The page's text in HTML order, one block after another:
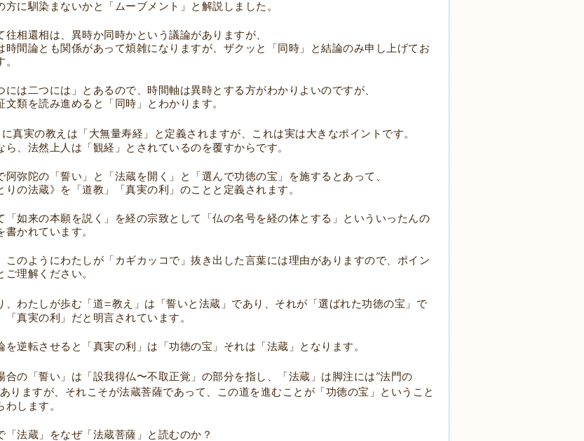
方に馴染まないかと「ムーブメント」と解説しました。
往相還相は、異時か同時かという議論がありますが、
時間論とも関係があって煩雑になりますが、ザクッと「同時」と結論のみ申し上げてお
。
には二つには」とあるので、時間軸は異時とする方がわかりよいのですが、
文類を読み進めると「同時」とわかります。
に真実の教えは「大無量寿経」と定義されますが、これは実は大きなポイントです。
ら、法然上人は「観経」とされているのを覆すからです。
阿弥陀の「誓い」と「法蔵を開く」と「選んで功徳の宝」を施するとあって、
りの法蔵》を「道教」「真実の利」のことと定義されます。
「如来の本願を説く」を経の宗致として「仏の名号を経の体とする」といういったんの
書かれています。
このようにわたしが「カギカッコで」抜き出した言葉には理由がありますので、ポイン
ご理解ください。
、わたしが歩む「道=教え」は「誓いと法蔵」であり、それが「選ばれた功徳の宝」で
「真実の利」だと明言されています。
を逆転させると「真実の利」は「功徳の宝」それは「法蔵」となります。
合の「誓い」は「設我得仏〜不取正覚」の部分を指し、「法蔵」は脚注には”法門の
りますが、それこそが法蔵菩薩であって、この道を進むことが「功徳の宝」ということ
わします。
「法蔵」をなぜ「法蔵菩薩」と読むのか？